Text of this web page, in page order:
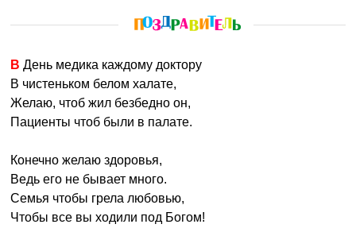
В День медика каждому доктору
В чистеньком белом халате,
Желаю, чтоб жил безбедно он,
Пациенты чтоб были в палате.
Конечно желаю здоровья,
Ведь его не бывает много.
Семья чтобы грела любовью,
Чтобы все вы ходили под Богом!